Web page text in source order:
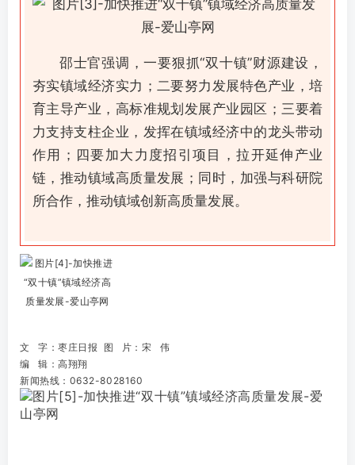
邵士官强调，一要狠抓“双十镇”财源建设，
夯实镇域经济实力；二要努力发展特色产业，培
育主导产业，高标准规划发展产业园区；三要着
力支持支柱企业，发挥在镇域经济中的龙头带动
作用；四要加大力度招引项目，拉开延伸产业
链，推动镇域高质量发展；同时，加强与科研院
所合作，推动镇域创新高质量发展。
文 字：枣庄日报 图 片：宋 伟
编 辑：高翔翔
新闻热线：0632-8028160